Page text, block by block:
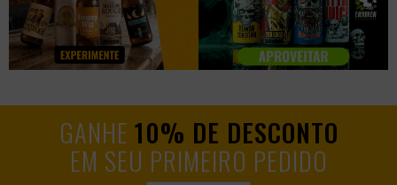
GANHE 10% DE DESCONTO
EM SEU PRIMEIRO PEDIDO